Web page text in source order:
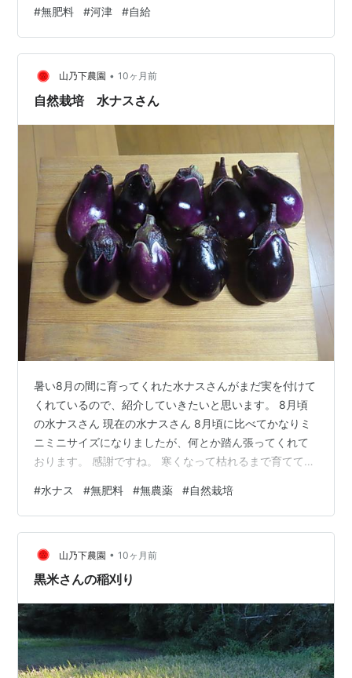
芽が出始めて、3月一杯は毎日収穫できます。 このノラ
ボウナは、自分のおしべとめしべで受粉してしまうとい
う都合のいい性質を持っているので、アブラナ科のくせ
して種取がとても簡単。なにもしなくていい。でも、い
ろんな事情で、種取は今年が初になります。 染色体が他
#無肥料 #河津 #自給
山乃下農園 • 10ヶ月前
自然栽培 水ナスさん
暑い8月の間に育ってくれた水ナスさんがまだ実を付けて
くれているので、紹介していきたいと思います。 8月頃
の水ナスさん 現在の水ナスさん 8月頃に比べてかなりミ
ニミニサイズになりましたが、何とか踏ん張ってくれて
おります。 感謝ですね。 寒くなって枯れるまで育ててお
して食べたいと思います。 おわり
#水ナス #無肥料 #無農薬 #自然栽培
山乃下農園 • 10ヶ月前
黒米さんの稲刈り